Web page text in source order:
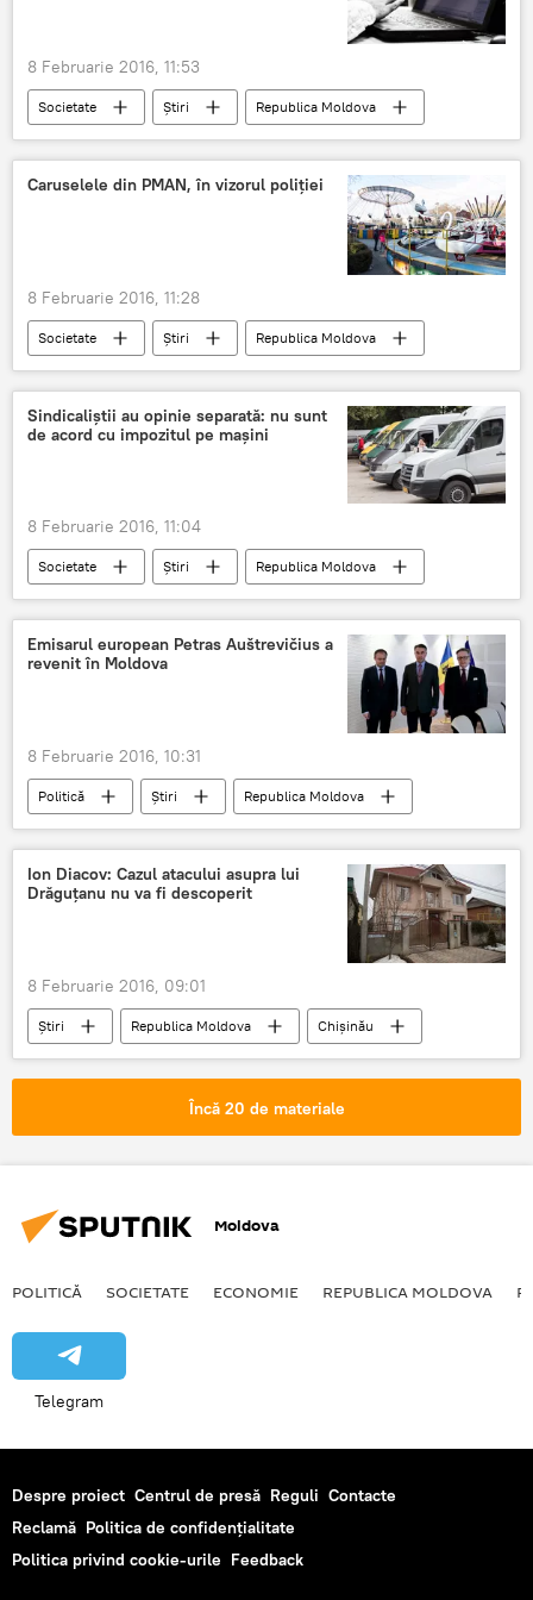
8 Februarie 2016, 11:53
Societate Știri
Republica Moldova
Site
Alegeri
Corupere
Alegători
Caruselele din PMAN, în vizorul poliţiei
8 Februarie 2016, 11:28
Societate Știri
Republica Moldova
victime
Chişinău
dosar penal
PMAN
poliţie carusel
Sindicaliştii au opinie separată: nu sunt
de acord cu impozitul pe maşini
8 Februarie 2016, 11:04
Societate Știri
Republica Moldova
drum
transport
Moldova
sindicate
impozit taxa
Emisarul european Petras Auštrevičius a
revenit în Moldova
8 Februarie 2016, 10:31
Politică Știri
Republica Moldova
Petras Austrevicius, Parlamentului European
Vizită oficială
Raportor
Ion Diacov: Cazul atacului asupra lui
Drăguțanu nu va fi descoperit
8 Februarie 2016, 09:01
Știri Republica Moldova
Chişinău
Dorin Drăguţanu
Ion Diacov
BNM
atac terorist
Încă 20 de materiale
Moldova
POLITICĂ SOCIETATE ECONOMIE REPUBLICA MOLDOVA
Telegram
Despre proiect Centrul de presă Reguli Contacte
Reclamă Politica de confidențialitate
Politica privind cookie-urile Feedback